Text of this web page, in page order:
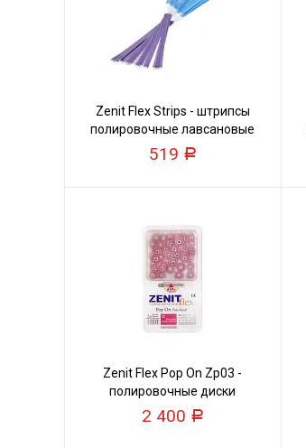
Zenit Flex Strips - штрипсы
полировочные лавсановые
средние/грубые
519 Р
Zenit Flex Pop On Zp03 -
полировочные диски
2 400 Р